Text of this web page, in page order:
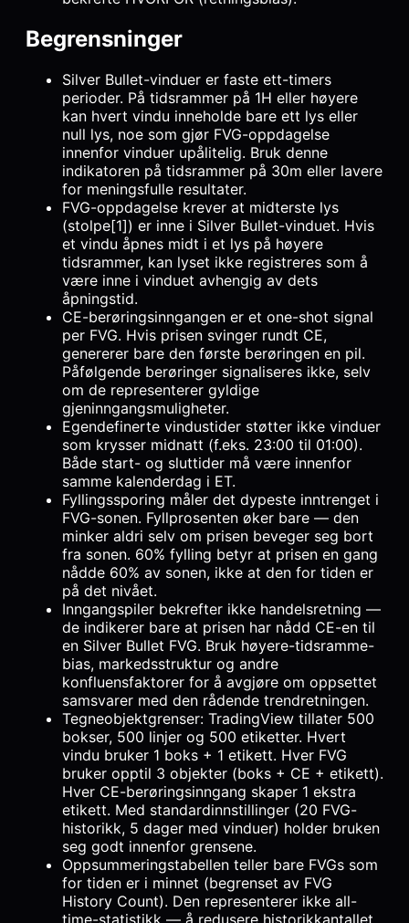
Begrensninger
Silver Bullet-vinduer er faste ett-timers
perioder. På tidsrammer på 1H eller høyere
kan hvert vindu inneholde bare ett lys eller
null lys, noe som gjør FVG-oppdagelse
innenfor vinduer upålitelig. Bruk denne
indikatoren på tidsrammer på 30m eller lavere
for meningsfulle resultater.
FVG-oppdagelse krever at midterste lys
(stolpe[1]) er inne i Silver Bullet-vinduet. Hvis
et vindu åpnes midt i et lys på høyere
tidsrammer, kan lyset ikke registreres som å
være inne i vinduet avhengig av dets
åpningstid.
CE-berøringsinngangen er et one-shot signal
per FVG. Hvis prisen svinger rundt CE,
genererer bare den første berøringen en pil.
Påfølgende berøringer signaliseres ikke, selv
om de representerer gyldige
gjeninngangsmuligheter.
Egendefinerte vindustider støtter ikke vinduer
som krysser midnatt (f.eks. 23:00 til 01:00).
Både start- og sluttider må være innenfor
samme kalenderdag i ET.
Fyllingssporing måler det dypeste inntrenget i
FVG-sonen. Fyllprosenten øker bare — den
minker aldri selv om prisen beveger seg bort
fra sonen. 60% fylling betyr at prisen en gang
nådde 60% av sonen, ikke at den for tiden er
på det nivået.
Inngangspiler bekrefter ikke handelsretning —
de indikerer bare at prisen har nådd CE-en til
en Silver Bullet FVG. Bruk høyere-tidsramme-
bias, markedsstruktur og andre
konfluensfaktorer for å avgjøre om oppsettet
samsvarer med den rådende trendretningen.
Tegneobjektgrenser: TradingView tillater 500
bokser, 500 linjer og 500 etiketter. Hvert
vindu bruker 1 boks + 1 etikett. Hver FVG
bruker opptil 3 objekter (boks + CE + etikett).
Hver CE-berøringsinngang skaper 1 ekstra
etikett. Med standardinnstillinger (20 FVG-
historikk, 5 dager med vinduer) holder bruken
seg godt innenfor grensene.
Oppsummeringstabellen teller bare FVGs som
for tiden er i minnet (begrenset av FVG
History Count). Den representerer ikke all-
time-statistikk — å redusere historikkantallet